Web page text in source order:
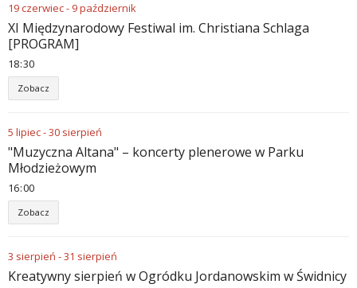
19czerwiec- 9październik
XI Międzynarodowy Festiwal im. Christiana Schlaga
[PROGRAM]
18 30
Zobacz
5 lipiec-30 sierpień
"Muzyczna Altana" – koncerty plenerowe w Parku
Młodzieżowym
16 00
Zobacz
3 sierpień -31 sierpień
Kreatywny sierpień w Ogródku Jordanowskim w Świdnicy